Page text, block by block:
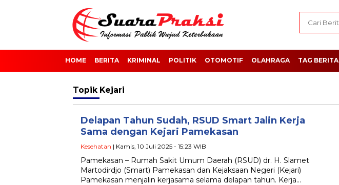
HOME BERITA KRIMINAL POLITIK OTOMOTIF OLAHRAGA TAG BERITA
Topik Kejari
Delapan Tahun Sudah, RSUD Smart Jalin Kerja
Sama dengan Kejari Pamekasan
Kesehatan | Kamis, 10 Juli 2025 - 15:23 WIB
Pamekasan – Rumah Sakit Umum Daerah (RSUD) dr. H. Slamet
Martodirdjo (Smart) Pamekasan dan Kejaksaan Negeri (Kejari)
Pamekasan menjalin kerjasama selama delapan tahun. Kerja…